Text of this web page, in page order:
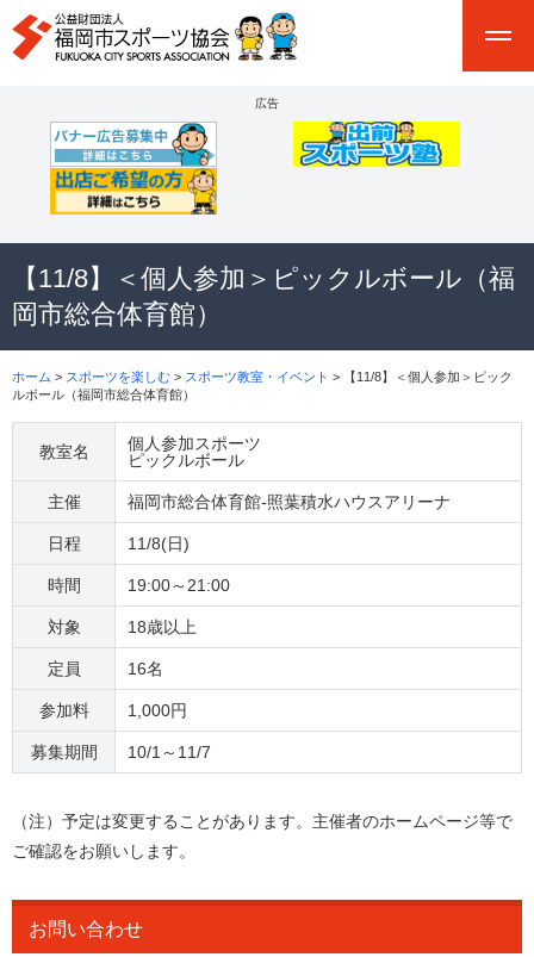
広告
【11/8】＜個人参加＞ピックルボール（福
岡市総合体育館）
ホーム > スポーツを楽しむ > スポーツ教室・イベント > 【11/8】＜個人参加＞ピック
ルボール（福岡市総合体育館）
教室名
個人参加スポーツ
ピックルボール
主催 福岡市総合体育館-照葉積水ハウスアリーナ
日程 11/8(日)
時間 19:00～21:00
対象 18歳以上
定員 16名
参加料 1,000円
募集期間 10/1～11/7
（注）予定は変更することがあります。主催者のホームページ等で
ご確認をお願いします。
お問い合わせ